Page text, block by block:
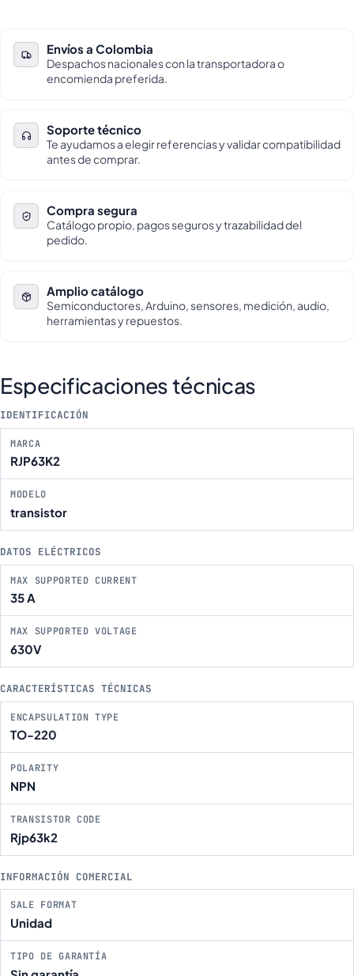
Envíos a Colombia
Despachos nacionales con la transportadora o
encomienda preferida.
Soporte técnico
Te ayudamos a elegir referencias y validar compatibilidad
antes de comprar.
Compra segura
Catálogo propio, pagos seguros y trazabilidad del
pedido.
Amplio catálogo
Semiconductores, Arduino, sensores, medición, audio,
herramientas y repuestos.
Especificaciones técnicas
IDENTIFICACIÓN
MARCA
RJP63K2
MODELO
transistor
DATOS ELÉCTRICOS
MAX SUPPORTED CURRENT
35 A
MAX SUPPORTED VOLTAGE
630V
CARACTERÍSTICAS TÉCNICAS
ENCAPSULATION TYPE
TO-220
POLARITY
NPN
TRANSISTOR CODE
Rjp63k2
INFORMACIÓN COMERCIAL
SALE FORMAT
Unidad
TIPO DE GARANTÍA